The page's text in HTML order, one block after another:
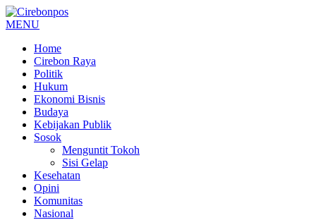
MENU
Home
Cirebon Raya
Politik
Hukum
Ekonomi Bisnis
Budaya
Kebijakan Publik
Sosok
Menguntit Tokoh
Sisi Gelap
Kesehatan
Opini
Komunitas
Nasional